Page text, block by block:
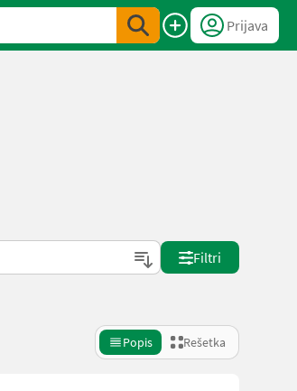
Prijava
Filtri
Popis Rešetka